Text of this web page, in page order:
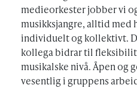
medieorkester jobber vi
musikksjangre, alltid med
individuelt og kollektivt.
kollega bidrar til
musikalske nivå. Åpen og
vesentlig i gruppens